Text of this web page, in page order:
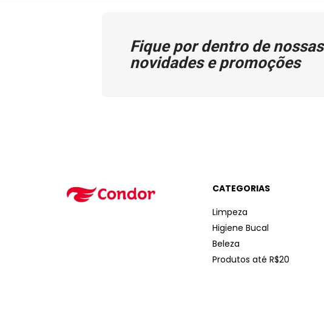
Fique por dentro de nossas
novidades e promoções
CATEGORIAS
Limpeza
Higiene Bucal
Beleza
Produtos até R$20